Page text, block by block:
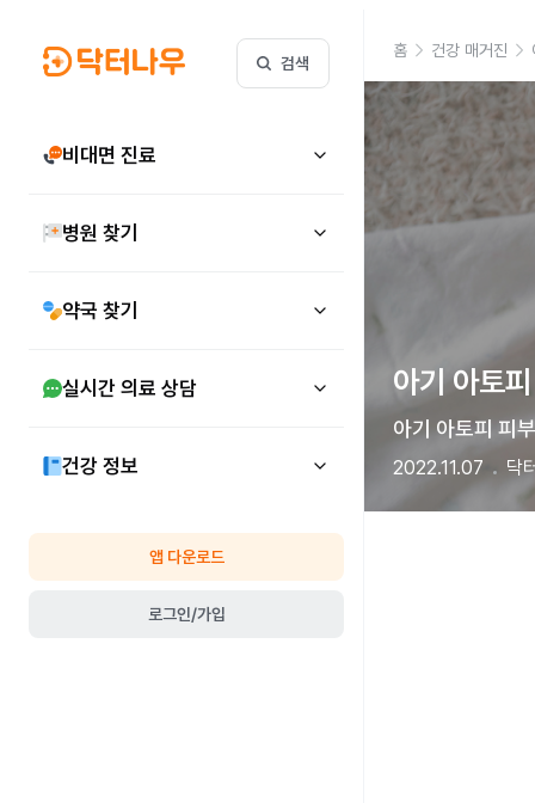
검색
비대면 진료
병원 찾기
약국 찾기
실시간 의료 상담
건강 정보
앱 다운로드
로그인/가입
홈 건강 매거진
아기 아토
아기 아토피 피
2022.11.07 닥